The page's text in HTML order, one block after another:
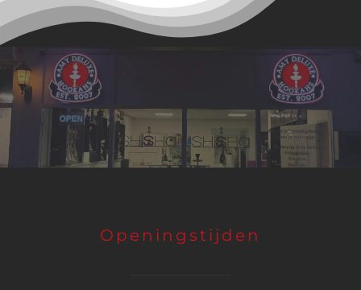
Openingstijden